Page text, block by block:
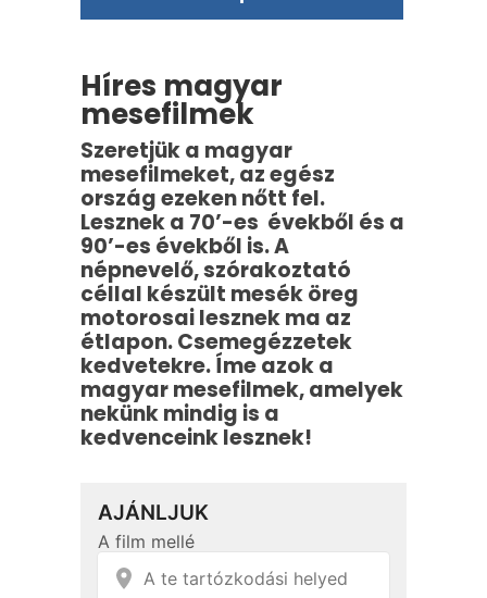
Híres magyar
mesefilmek
Szeretjük a magyar
mesefilmeket, az egész
ország ezeken nőtt fel.
Lesznek a 70’-es évekből és a
90’-es évekből is. A
népnevelő, szórakoztató
céllal készült mesék öreg
motorosai lesznek ma az
étlapon. Csemegézzetek
kedvetekre. Íme azok a
magyar mesefilmek, amelyek
nekünk mindig is a
kedvenceink lesznek!